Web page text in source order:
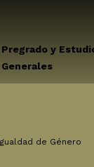
Pregrado y
Generales
de Género